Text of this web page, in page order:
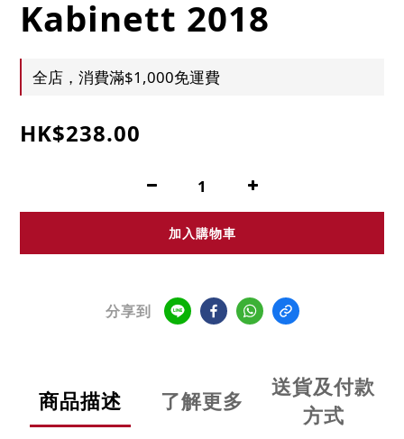
Kabinett 2018
全店，消費滿$1,000免運費
HK$238.00
加入購物車
分享到
商品描述 了解更多
送貨及付款
方式